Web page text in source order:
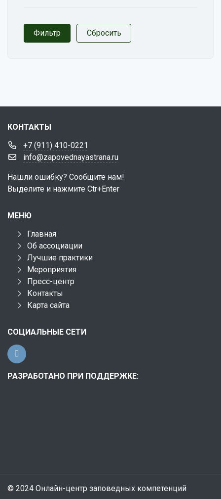
КОНТАКТЫ
+7 (911) 410-0221
info@zapovednayastrana.ru
Нашли ошибку? Сообщите нам!
Выделите и нажмите Ctr+Enter
МЕНЮ
Главная
Об ассоциации
Лучшие практики
Мероприятия
Пресс-центр
Контакты
Карта сайта
СОЦИАЛЬНЫЕ СЕТИ
РАЗРАБОТАНО ПРИ ПОДДЕРЖКЕ:
© 2024 Онлайн-центр заповедных компетенций